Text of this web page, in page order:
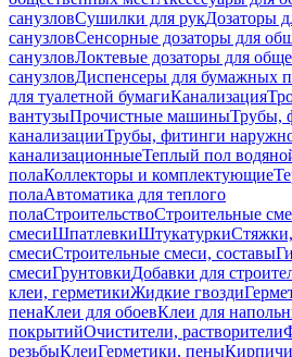
санузловСушилки для рукДозаторы
санузловСенсорные дозаторы для
санузловЛоктевые дозаторы для
санузловДиспенсеры для бумажных
для туалетной бумагиКанализация
вантузыПрочистные машиныТрубы,
канализацииТрубы, фитинги
канализационныеТеплый пол
полаКоллекторы и комплектующие
полаАвтоматика для теплого
полаСтроительствоСтроительные
смесиШпатлевкиШтукатурки
смесиСтроительные смеси, составы
смесиГрунтовкиДобавки для
клеи, герметикиЖидкие гвозди
пенаКлеи для обоевКлеи для
покрытийОчистители, растворители
резьбыКлеиГерметики, пены